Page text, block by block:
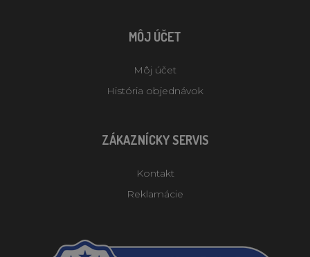
MÔJ ÚČET
Môj účet
História objednávok
ZÁKAZNÍCKY SERVIS
Kontakt
Reklamácie